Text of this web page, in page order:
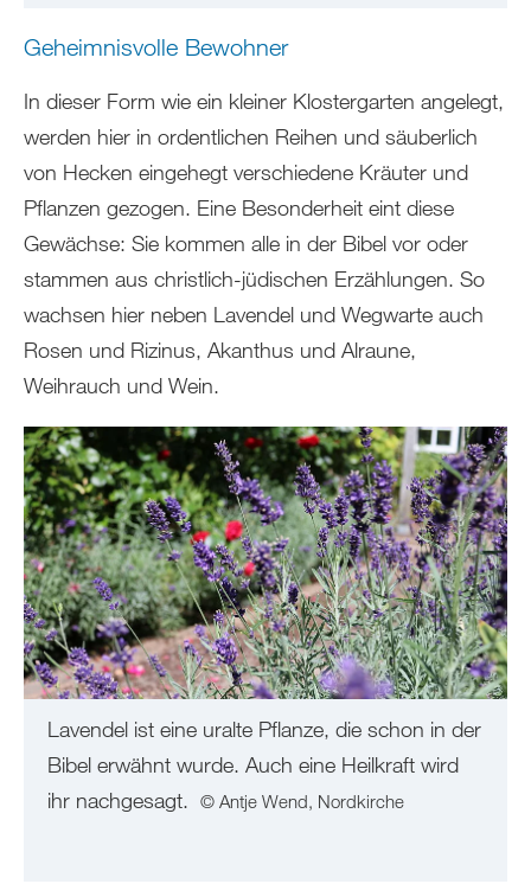
Geheimnisvolle Bewohner
In dieser Form wie ein kleiner Klostergarten angelegt,
werden hier in ordentlichen Reihen und säuberlich
von Hecken eingehegt verschiedene Kräuter und
Pflanzen gezogen. Eine Besonderheit eint diese
Gewächse: Sie kommen alle in der Bibel vor oder
stammen aus christlich-jüdischen Erzählungen. So
wachsen hier neben Lavendel und Wegwarte auch
Rosen und Rizinus, Akanthus und Alraune,
Weihrauch und Wein.
Lavendel ist eine uralte Pflanze, die schon in der
Bibel erwähnt wurde. Auch eine Heilkraft wird
ihr nachgesagt.
© Antje Wend, Nordkirche